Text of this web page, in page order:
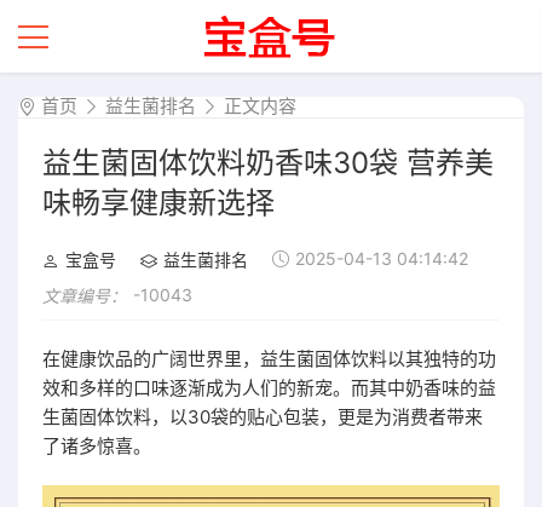
首页 益生菌排名 正文内容
益生菌固体饮料奶香味30袋 营养美
味畅享健康新选择
宝盒号 益生菌排名
2025-04-13 04:14:42
文章编号：
-10043
在健康饮品的广阔世界里，益生菌固体饮料以其独特的功
效和多样的口味逐渐成为人们的新宠。而其中奶香味的益
生菌固体饮料，以30袋的贴心包装，更是为消费者带来
了诸多惊喜。